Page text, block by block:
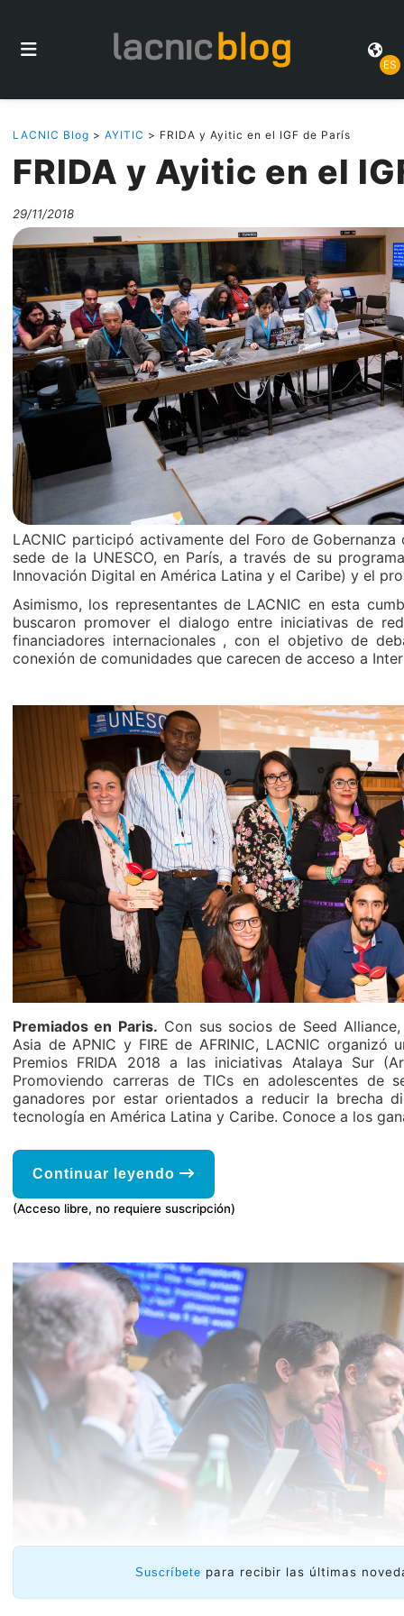
ES
LACNIC Blog > AYITIC > FRIDA y Ayitic en el IGF de París
FRIDA y Ayitic en el
29/11/2018
LACNIC participó activamente del Foro de
sede de la UNESCO, en París, a través de su
Innovación Digital en América Latina y el Caribe) y el
Asimismo, los representantes de LACNIC en esta
buscaron promover el dialogo entre iniciativas de
financiadores internacionales , con el objetivo de
conexión de comunidades que carecen de acceso a
Premiados en Paris. Con sus socios de Seed
Asia de APNIC y FIRE de AFRINIC, LACNIC organizó
Premios FRIDA 2018 a las iniciativas Atalaya Sur
Promoviendo carreras de TICs en adolescentes de
ganadores por estar orientados a reducir la brecha
tecnología en América Latina y Caribe. Conoce a los
Continuar leyendo
(Acceso libre, no requiere suscripción)
El equipo de LACNIC en el
comunitarias en el que se buscó promover el diálogo
Suscríbete para recibir las últimas